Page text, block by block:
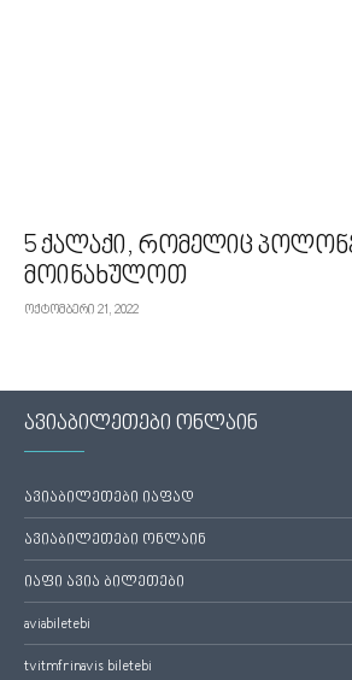
5 ქალაქი, რომელიც
მოინახულოთ
ოქტომბერი 21, 2022
ავიაბილეთები ონლაინ
ავიაბილეთები იაფად
ავიაბილეთები ონლაინ
იაფი ავია ბილეთები
aviabiletebi
tvitmfrinavis biletebi